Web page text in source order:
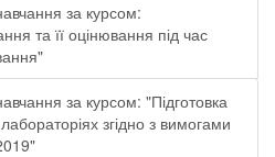
за курсом:
та її оцінювання під час
за курсом: "Підготовка
згідно з вимогами